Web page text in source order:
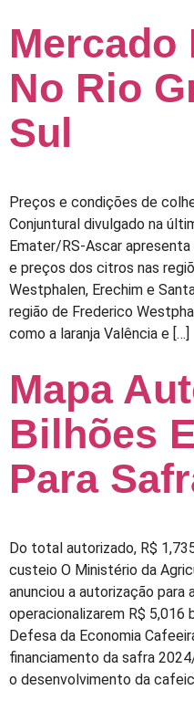
Mercado
No Rio
Sul
Preços e condições de
Conjuntural divulgado na
Emater/RS-Ascar
e preços dos citros nas
Westphalen, Erechim e
região de Frederico
como a laranja Valência e […]
Mapa
Bilhões
Para
Do total autorizado, R$
custeio O Ministério da
anunciou a autorização
operacionalizarem R$ 5,016
Defesa da Economia
financiamento da safra
o desenvolvimento da